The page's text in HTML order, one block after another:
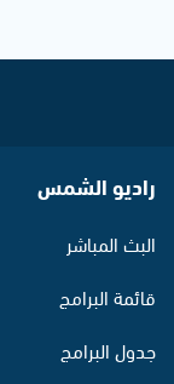
راديو الشمس
البث المباشر
قائمة البرامج
جدول البرامج